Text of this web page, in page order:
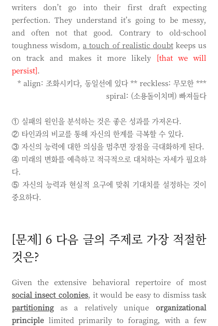
writers don’t go into their first draft expecting
perfection. They understand it’s going to be messy,
and often not that good. Contrary to old-school
toughness wisdom,a touch of realistic doubtkeeps us
on track and makes it more likely [that we will
persist].
* align: 조화시키다, 동일선에 있다 ** reckless: 무모한 ***
spiral: (소용돌이치며) 빠져들다
① 실패의 원인을 분석하는 것은 좋은 성과를 가져온다.
② 타인과의 비교를 통해 자신의 한계를 극복할 수 있다.
③ 자신의 능력에 대한 의심을 멈추면 장점을 극대화하게 된다.
④ 미래의 변화를 예측하고 적극적으로 대처하는 자세가 필요하
다.
⑤ 자신의 능력과 현실적 요구에 맞춰 기대치를 설정하는 것이
중요하다.
[문제] 6 다음 글의 주제로 가장 적절한
것은?
Given the extensive behavioral repertoire of most
social insect colonies, it would be easy to dismiss task
partitioningas a relatively unique organizational
principle limited primarily to foraging, with a few